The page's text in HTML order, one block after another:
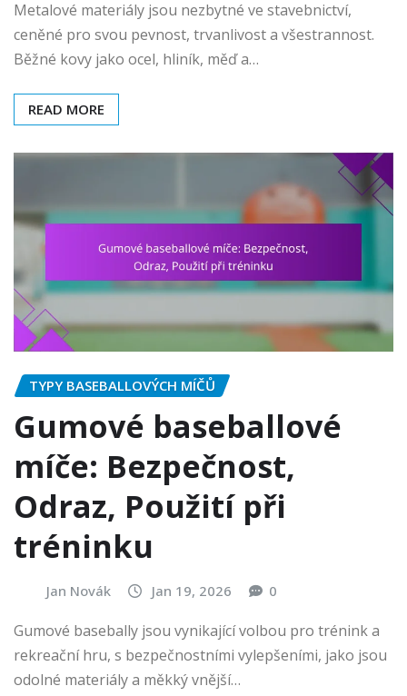
Metalové materiály jsou nezbytné ve stavebnictví,
ceněné pro svou pevnost, trvanlivost a všestrannost.
Běžné kovy jako ocel, hliník, měď a…
READ MORE
TYPY BASEBALLOVÝCH MÍČŮ
Gumové baseballové
míče: Bezpečnost,
Odraz, Použití při
tréninku
Jan Novák Jan 19, 2026 0
Gumové basebally jsou vynikající volbou pro trénink a
rekreační hru, s bezpečnostními vylepšeními, jako jsou
odolné materiály a měkký vnější…